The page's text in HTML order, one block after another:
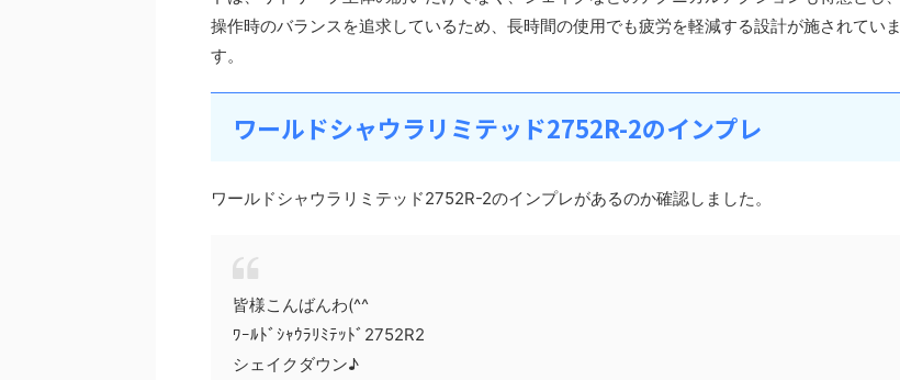
操作時のバランスを追求しているため、長時間の使用でも疲労を軽減する設計が施されていま
す。
ワールドシャウラリミテッド2752R-2のインプレ
ワールドシャウラリミテッド2752R-2のインプレがあるのか確認しました。
皆様こんばんわ(^^ゞ
ﾜｰﾙﾄﾞｼｬｳﾗﾘﾐﾃｯﾄﾞ2752R2
シェイクダウン♪